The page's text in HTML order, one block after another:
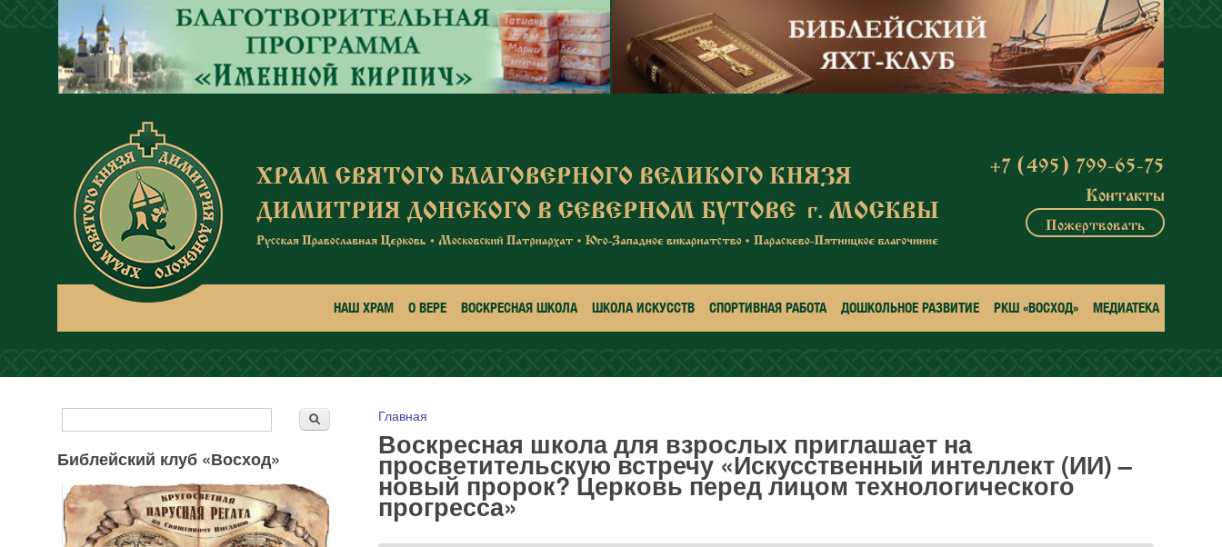
Перейти к основному содержанию
+7 (495) 799-65-75
Контакты
Пожертвовать
НАШ ХРАМ О ВЕРЕ ВОСКРЕСНАЯ ШКОЛА ШКОЛА ИСКУССТВ СПОРТИВНАЯ РАБОТА ДОШКОЛЬНОЕ РАЗВИТИЕ РКШ «ВОСХОД» МЕДИАТЕКА
Вы здесь
Главная
Воскресная школа для взрослых приглашает на
просветительскую встречу «Искусственный интеллект (ИИ) –
новый пророк? Церковь перед лицом технологического
прогресса»
Форма поиска
Библейский клуб «Восход»